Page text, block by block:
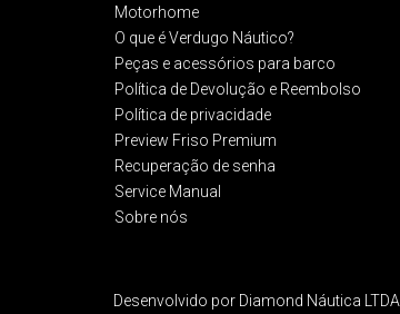
Motorhome
O que é Verdugo Náutico?
Peças e acessórios para barco
Política de Devolução e Reembolso​
Política de privacidade
Preview Friso Premium
Recuperação de senha
Service Manual
Sobre nós
Desenvolvido por Diamond Náutica LTDA